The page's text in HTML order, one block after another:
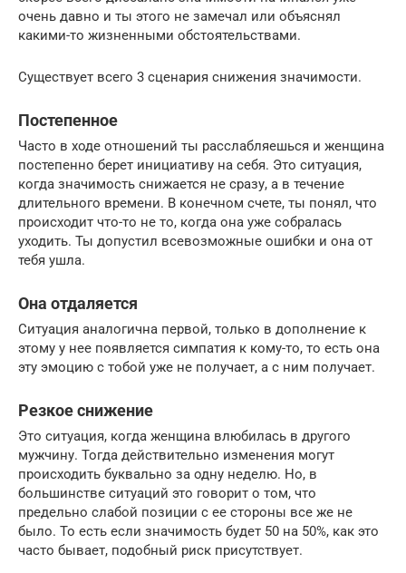
очень давно и ты этого не замечал или объяснял
какими-то жизненными обстоятельствами.
Существует всего 3 сценария снижения значимости.
Постепенное
Часто в ходе отношений ты расслабляешься и женщина
постепенно берет инициативу на себя. Это ситуация,
когда значимость снижается не сразу, а в течение
длительного времени. В конечном счете, ты понял, что
происходит что-то не то, когда она уже собралась
уходить. Ты допустил всевозможные ошибки и она от
тебя ушла.
Она отдаляется
Ситуация аналогична первой, только в дополнение к
этому у нее появляется симпатия к кому-то, то есть она
эту эмоцию с тобой уже не получает, а с ним получает.
Резкое снижение
Это ситуация, когда женщина влюбилась в другого
мужчину. Тогда действительно изменения могут
происходить буквально за одну неделю. Но, в
большинстве ситуаций это говорит о том, что
предельно слабой позиции с ее стороны все же не
было. То есть если значимость будет 50 на 50%, как это
часто бывает, подобный риск присутствует.